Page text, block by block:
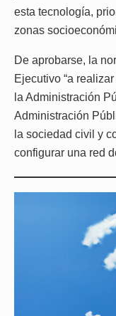
esta tecnología,
zonas
De aprobarse, la
Ejecutivo “a
la Administración
Administración
la sociedad civil y
configurar una red